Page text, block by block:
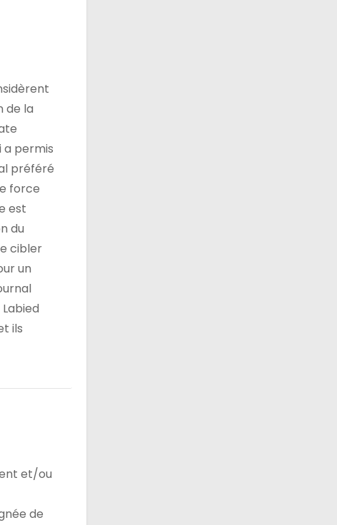
de la
a permis
préféré
force
est
du
cibler
un
ils
et/ou
de